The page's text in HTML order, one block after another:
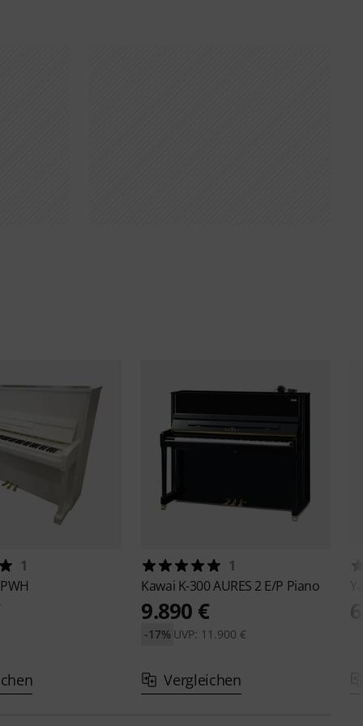
1
1
Kawai K-300 AURES 2 E/P Piano
9.890 €
UVP: 11.900 €
-17%
Vergleichen